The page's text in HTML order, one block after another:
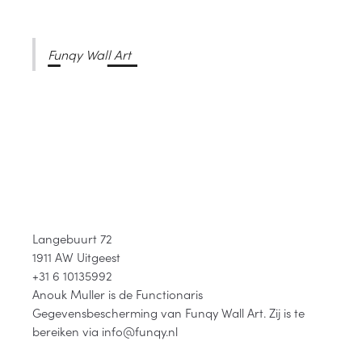
Funqy Wall Art
Langebuurt 72
1911 AW Uitgeest
+31 6 10135992
Anouk Muller is de Functionaris
Gegevensbescherming van Funqy Wall Art. Zij is te
bereiken via info@funqy.nl